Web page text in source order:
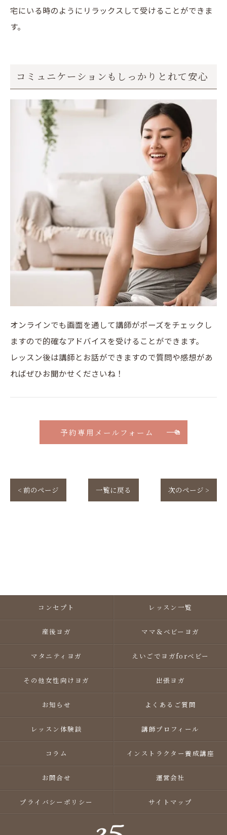
宅にいる時のようにリラックスして受けることができま
す。
コミュニケーションもしっかりとれて安心
オンラインでも画面を通して講師がポーズをチェックし
ますので的確なアドバイスを受けることができます。
レッスン後は講師とお話ができますので質問や感想があ
ればぜひお聞かせくださいね！
予約専用メールフォーム
< 前のページ 一覧に戻る 次のページ >
コンセプト レッスン一覧
産後ヨガ ママ＆ベビーヨガ
マタニティヨガ えいごでヨガforベビー
その他女性向けヨガ 出張ヨガ
お知らせ よくあるご質問
レッスン体験談 講師プロフィール
コラム インストラクター養成講座
お問合せ 運営会社
プライバシーポリシー サイトマップ